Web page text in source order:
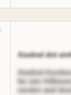
Aiodnel dnt
Aiodnel
far oier
oerden and